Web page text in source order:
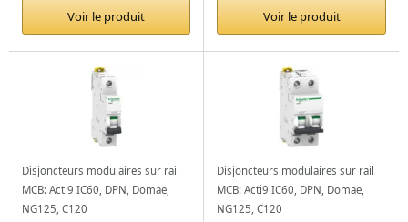
Voir le produit Voir le produit
Disjoncteurs modulaires sur rail
MCB: Acti9 IC60, DPN, Domae,
NG125, C120
Disjoncteurs modulaires sur rail
MCB: Acti9 IC60, DPN, Domae,
NG125, C120